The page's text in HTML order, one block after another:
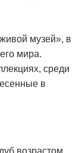
музей», в
мира.
среди
в